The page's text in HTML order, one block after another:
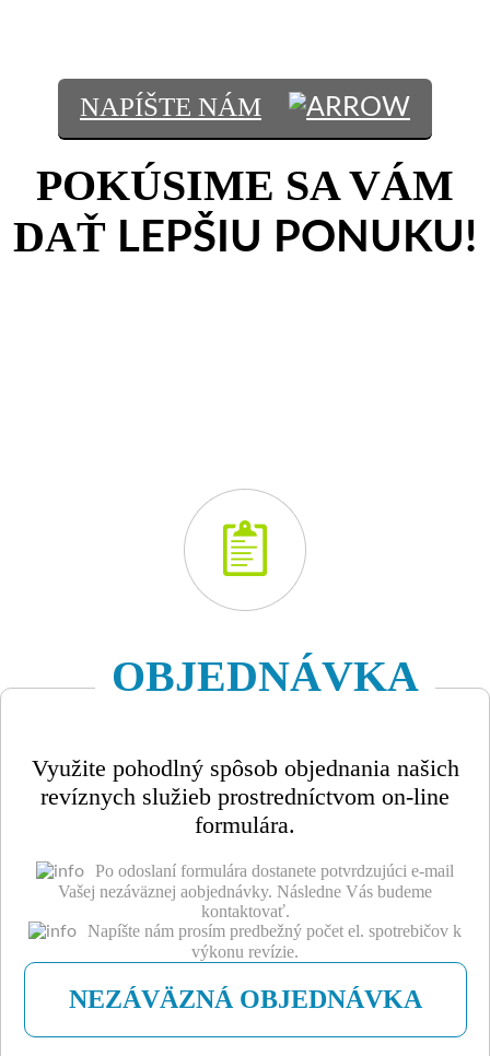
NAPÍŠTE NÁM
POKÚSIME SA VÁM
DAŤ LEPŠIU PONUKU!
OBJEDNÁVKA
Využite pohodlný spôsob objednania našich
revíznych služieb prostredníctvom on-line
formulára.
Po odoslaní formulára dostanete potvrdzujúci e-mail
Vašej nezáväznej aobjednávky. Následne Vás budeme
kontaktovať.
Napíšte nám prosím predbežný počet el. spotrebičov k
výkonu revízie.
NEZÁVÄZNÁ OBJEDNÁVKA